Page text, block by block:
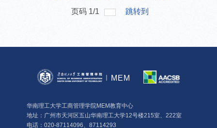
页码 1/1 跳转到
MEM
华南理工大学工商管理学院MEM教育中心
地址：广州市天河区五山华南理工大学12号楼215室、222室
电话：020-87114096、87114293